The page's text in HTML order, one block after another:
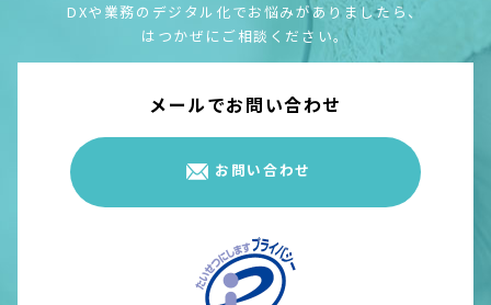
DXや業務のデジタル化でお悩みがありましたら、
はつかぜにご相談ください。
メールでお問い合わせ
お問い合わせ